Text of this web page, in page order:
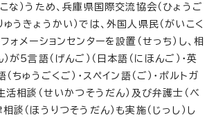
な）うため、兵庫県国際交流協会（ひょうご
うきょうかい）では、外国人県民（がいこく
ォメーションセンターを設置（せっち）し、相
が5言語（げんご）（日本語（にほんご）・英
（ちゅうごくご）・スペイン語（ご）・ポルトガ
活相談（せいかつそうだん）及び弁護士（べ
談（ほうりつそうだん）も実施（じっし）し